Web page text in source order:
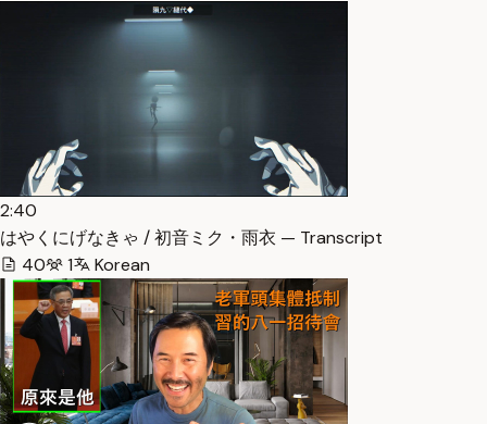
2:40
はやくにげなきゃ / 初音ミク・雨衣 — Transcript
40
1 Korean